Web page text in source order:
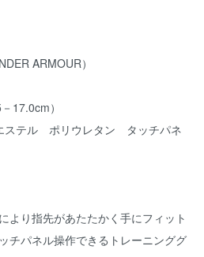
ARMOUR）
17.0cm）
ル ポリウレタン タッチパネ
り指先があたたかく手にフィット
チパネル操作できるトレーニンググ